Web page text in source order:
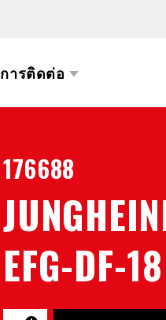
การติดต่อ
176688
EFG-DF-18